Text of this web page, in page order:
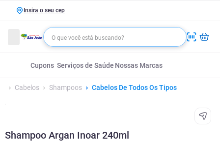
Insira o seu cep
Cupons Serviços de Saúde Nossas Marcas
Cabelos Shampoos Cabelos De Todos Os Tipos
Shampoo Argan Inoar 240ml